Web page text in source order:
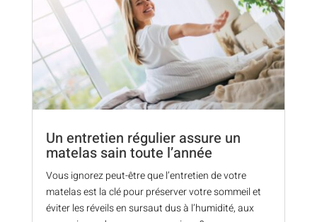
Un entretien régulier assure un
matelas sain toute l’année
Vous ignorez peut-être que l’entretien de votre
matelas est la clé pour préserver votre sommeil et
éviter les réveils en sursaut dus à l’humidité, aux